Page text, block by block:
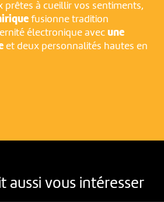
prêtes à cueillir vos sentiments,
fusionne tradition
électronique avec une
et deux personnalités hautes en
aussi vous intéresser